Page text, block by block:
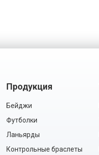
Продукция
Бейджи
Футболки
Ланьярды
Контрольные браслеты